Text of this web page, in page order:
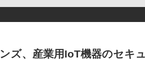
ズ、産業用IoT機器のセキ